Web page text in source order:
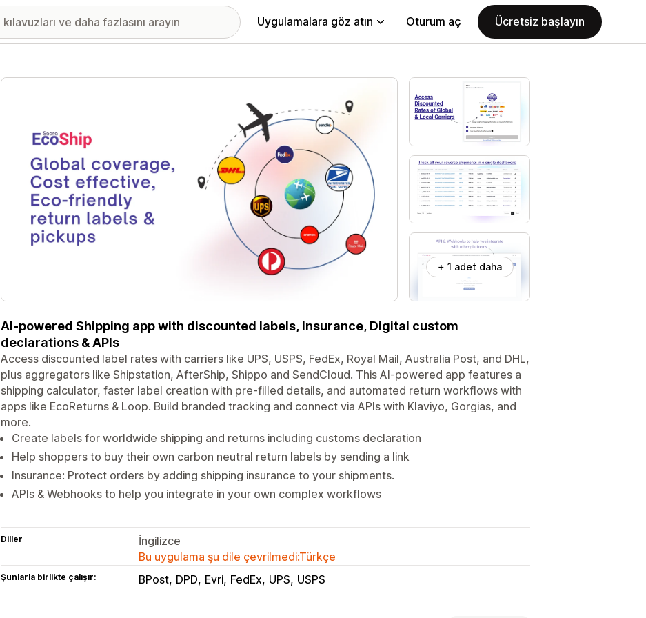
Uygulamalara göz atın Oturum aç Ücretsiz başlayın
Öne çıkan görsel galerisi
+ 1 adet daha
AI-powered Shipping app with discounted labels, Insurance, Digital custom
declarations & APIs
Access discounted label rates with carriers like UPS, USPS, FedEx, Royal Mail, Australia Post, and DHL,
plus aggregators like Shipstation, AfterShip, Shippo and SendCloud. This AI-powered app features a
shipping calculator, faster label creation with pre-filled details, and automated return workflows with
apps like EcoReturns & Loop. Build branded tracking and connect via APIs with Klaviyo, Gorgias, and
more.
Create labels for worldwide shipping and returns including customs declaration
Help shoppers to buy their own carbon neutral return labels by sending a link
Insurance: Protect orders by adding shipping insurance to your shipments.
APIs & Webhooks to help you integrate in your own complex workflows
Diller
İngilizce
Bu uygulama şu dile çevrilmedi:Türkçe
Şunlarla birlikte çalışır: BPost DPD Evri FedEx UPS USPS